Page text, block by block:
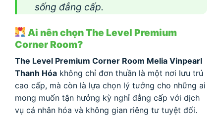
sống đẳng cấp.
Ai nên chọn The Level Premium
Corner Room?
The Level Premium Corner Room Melia Vinpearl
Thanh Hóa không chỉ đơn thuần là một nơi lưu trú
cao cấp, mà còn là lựa chọn lý tưởng cho những ai
mong muốn tận hưởng kỳ nghỉ đẳng cấp với dịch
vụ cá nhân hóa và không gian riêng tư tuyệt đối.